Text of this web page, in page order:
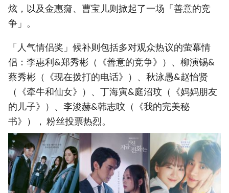
炫，以及金惠奫、曹宝儿则掀起了一场「善意的竞
争」。
「人气情侣奖」候补则包括多对观众热议的萤幕情
侣：李惠利&郑秀彬（《善意的竞争》）、柳演锡&
蔡秀彬（《现在拨打的电话》）、秋泳愚&赵怡贤
（《牵牛和仙女》）、丁海寅&庭沼玟（《妈妈朋友
的儿子》）、李浚赫&韩志旼（《我的完美秘
书》）， 粉丝投票热烈。